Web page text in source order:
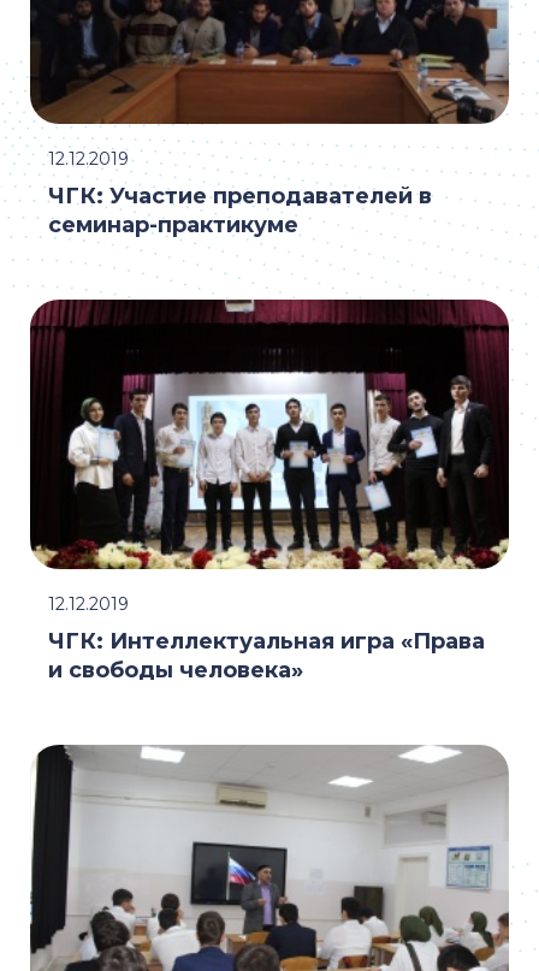
ЧГК: Участие преподавателей в
семинар-практикуме
12.12.2019
ЧГК: Интеллектуальная игра «Права
и свободы человека»
12.12.2019